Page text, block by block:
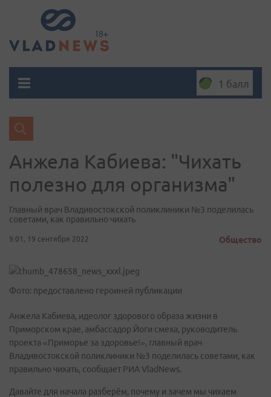
1 балл
Анжела Кабиева: "Чихать
полезно для организма"
Главный врач Владивостокской поликлиники №3 поделилась
советами, как правильно чихать
9:01, 19 сентября 2022 Общество
Фото: предоставлено героиней публикации
Анжела Кабиева, идеолог здорового образа жизни в
Приморском крае, амбассадор Йоги смеха, руководитель
проекта «Приморье за здоровье!», главный врач
Владивостокской поликлиники №3 поделилась советами, как
правильно чихать, сообщает РИА VladNews.
Давайте для начала разберём, почему и зачем мы чихаем